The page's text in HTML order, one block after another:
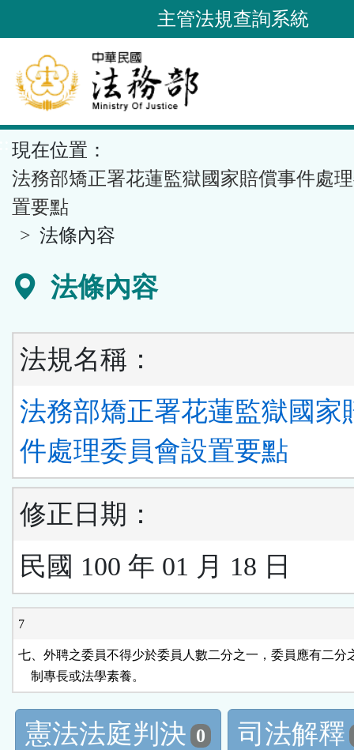
到
要
內
容
區
塊
主管法規查詢系統
現在位置：
法務部矯正署花蓮監獄國家賠償事件處
置要點
法條內容
法條內容
法規名稱：
法務部矯正署花蓮監獄國家
件處理委員會設置要點
修正日期：
民國 100 年 01 月 18 日
7
七、外聘之委員不得少於委員人數二分之一，委員應有二分
    制專長或法學素養。
憲法法庭判決 0
司法解釋